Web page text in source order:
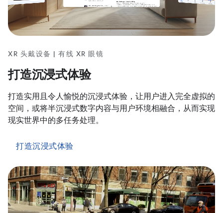
XR 头戴设备 | 有线 XR 眼镜
打造沉浸式体验
打造实用且令人愉悦的沉浸式体验，让用户进入完全虚拟的
空间，或将半沉浸式数字内容与用户环境相融合，从而实现
现实世界中的多任务处理。
打造沉浸式体验